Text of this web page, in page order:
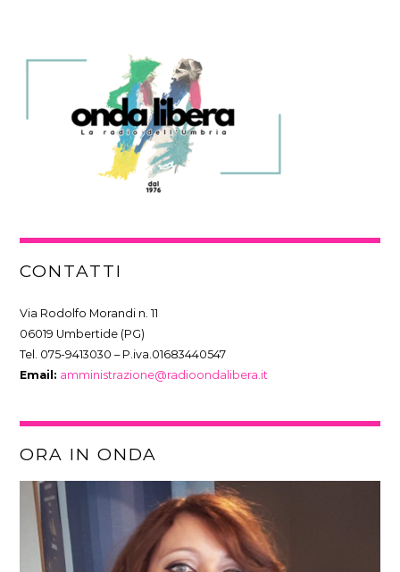
A SEGUIRE
SPECIALE WEEK
09:00 13:00
13:00 19:00
19:00 21:00
ONDAMIX CLASSIC
21:00 24:00
SCARICA L’APP DI ONDA LIBERA!
CONTATTI
Via Rodolfo Morandi n. 11
06019 Umbertide (PG)
Tel. 075-9413030 – P.iva.01683440547
Email: amministrazione@radioondalibera.it
ORA IN ONDA